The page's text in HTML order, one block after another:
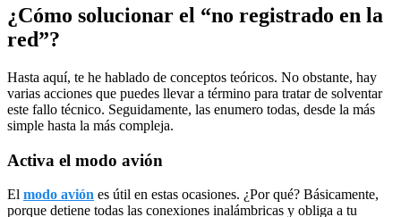
¿Cómo solucionar el “no registrado en la
red”?
Hasta aquí, te he hablado de conceptos teóricos. No obstante, hay
varias acciones que puedes llevar a término para tratar de solventar
este fallo técnico. Seguidamente, las enumero todas, desde la más
simple hasta la más compleja.
Activa el modo avión
El modo avión es útil en estas ocasiones. ¿Por qué? Básicamente,
porque detiene todas las conexiones inalámbricas y obliga a tu